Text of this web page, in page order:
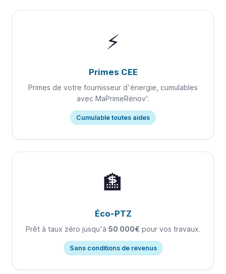
⚡
Primes CEE
Primes de votre fournisseur d'énergie, cumulables
avec MaPrimeRénov'.
Cumulable toutes aides
🏦
Éco-PTZ
Prêt à taux zéro jusqu'à 50 000€ pour vos travaux.
Sans conditions de revenus